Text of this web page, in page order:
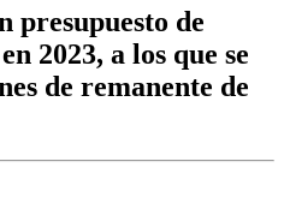
presupuesto de
2023, a los que se
de remanente de